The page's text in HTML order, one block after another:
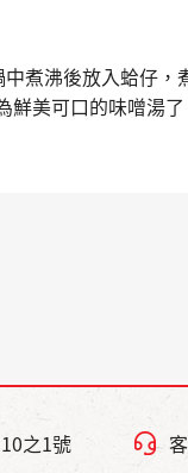
煮沸後放入蛤仔
美可口的味噌湯了
之1號